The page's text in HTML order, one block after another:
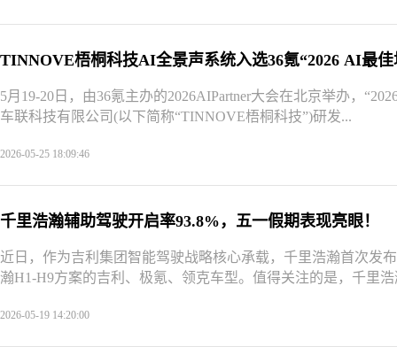
TINNOVE梧桐科技AI全景声系统入选36氪“2026 AI最
5月19-20日，由36氪主办的2026AIPartner大会在北京举办，
车联科技有限公司(以下简称“TINNOVE梧桐科技”)研发...
2026-05-25 18:09:46
千里浩瀚辅助驾驶开启率93.8%，五一假期表现亮眼！
近日，作为吉利集团智能驾驶战略核心承载，千里浩瀚首次发
瀚H1-H9方案的吉利、极氪、领克车型。值得关注的是，千里
2026-05-19 14:20:00